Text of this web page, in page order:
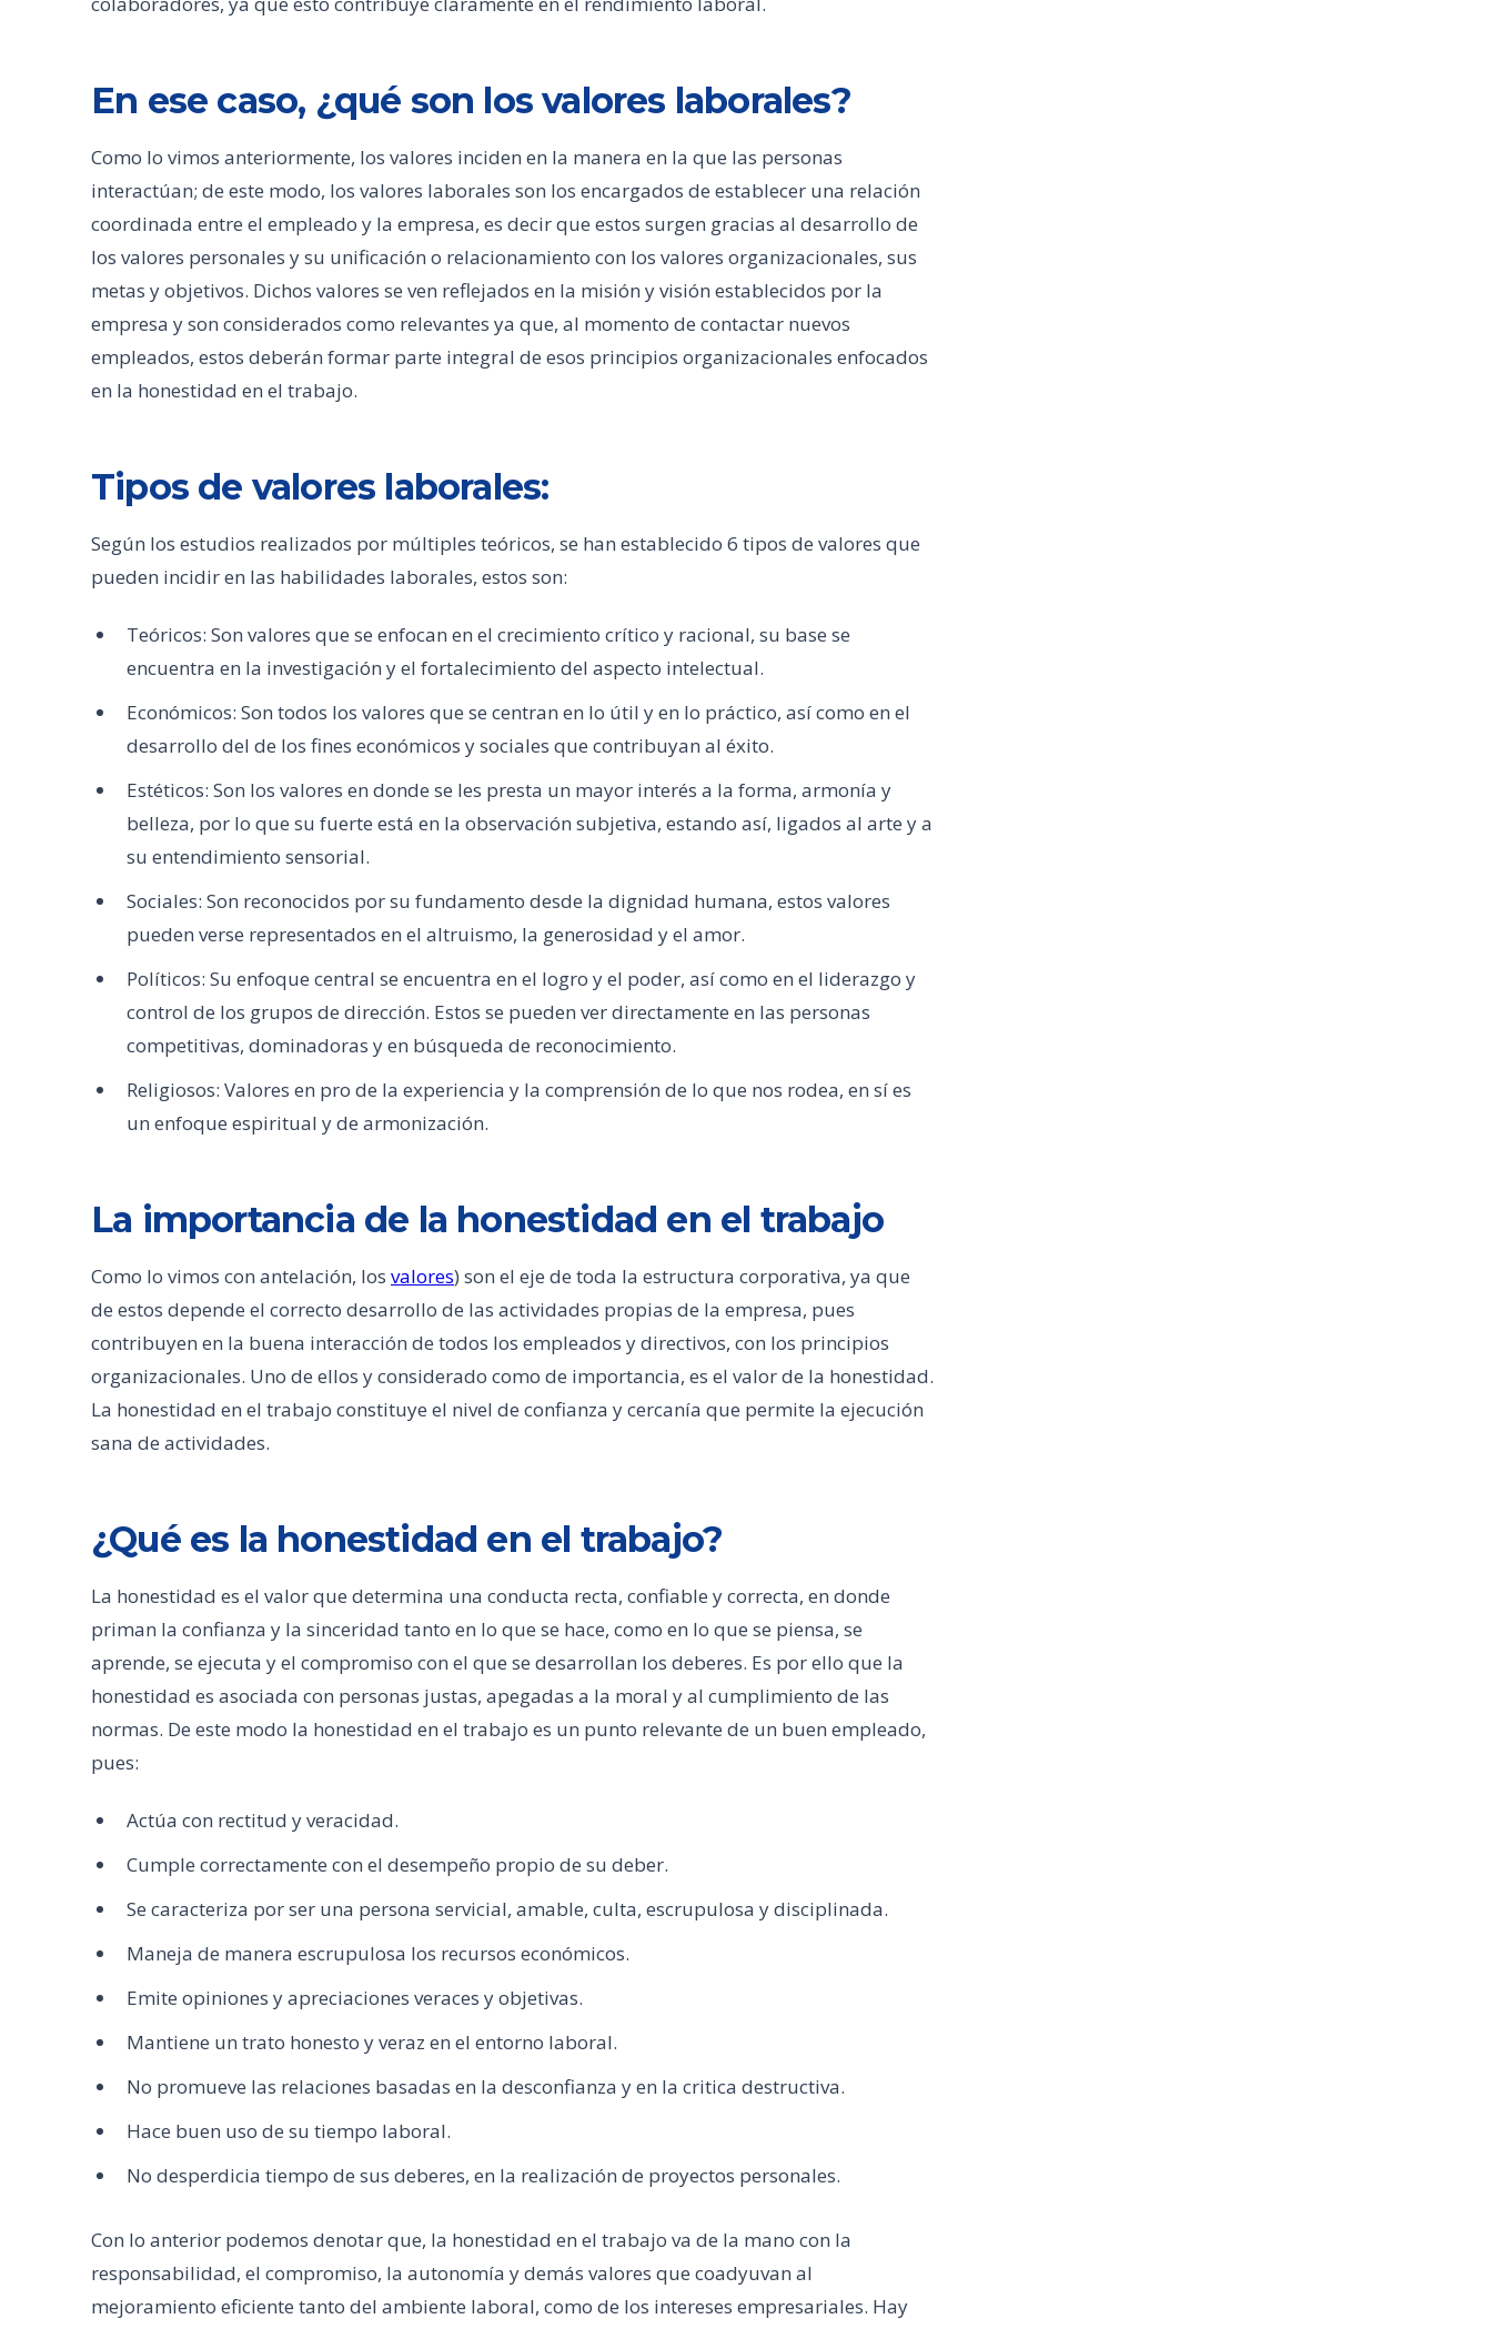
En ese caso, ¿qué son los valores laborales?
Como lo vimos anteriormente, los valores inciden en la manera en la que las personas
interactúan; de este modo, los valores laborales son los encargados de establecer una relación
coordinada entre el empleado y la empresa, es decir que estos surgen gracias al desarrollo de
los valores personales y su unificación o relacionamiento con los valores organizacionales, sus
metas y objetivos. Dichos valores se ven reflejados en la misión y visión establecidos por la
empresa y son considerados como relevantes ya que, al momento de contactar nuevos
empleados, estos deberán formar parte integral de esos principios organizacionales enfocados
en la honestidad en el trabajo.
Tipos de valores laborales:
Según los estudios realizados por múltiples teóricos, se han establecido 6 tipos de valores que
pueden incidir en las habilidades laborales, estos son:
Teóricos: Son valores que se enfocan en el crecimiento crítico y racional, su base se
encuentra en la investigación y el fortalecimiento del aspecto intelectual.
Económicos: Son todos los valores que se centran en lo útil y en lo práctico, así como en el
desarrollo del de los fines económicos y sociales que contribuyan al éxito.
Estéticos: Son los valores en donde se les presta un mayor interés a la forma, armonía y
belleza, por lo que su fuerte está en la observación subjetiva, estando así, ligados al arte y a
su entendimiento sensorial.
Sociales: Son reconocidos por su fundamento desde la dignidad humana, estos valores
pueden verse representados en el altruismo, la generosidad y el amor.
Políticos: Su enfoque central se encuentra en el logro y el poder, así como en el liderazgo y
control de los grupos de dirección. Estos se pueden ver directamente en las personas
competitivas, dominadoras y en búsqueda de reconocimiento.
Religiosos: Valores en pro de la experiencia y la comprensión de lo que nos rodea, en sí es
un enfoque espiritual y de armonización.
La importancia de la honestidad en el trabajo
Como lo vimos con antelación, los valores) son el eje de toda la estructura corporativa, ya que
de estos depende el correcto desarrollo de las actividades propias de la empresa, pues
contribuyen en la buena interacción de todos los empleados y directivos, con los principios
organizacionales. Uno de ellos y considerado como de importancia, es el valor de la honestidad.
La honestidad en el trabajo constituye el nivel de confianza y cercanía que permite la ejecución
sana de actividades.
¿Qué es la honestidad en el trabajo?
La honestidad es el valor que determina una conducta recta, confiable y correcta, en donde
priman la confianza y la sinceridad tanto en lo que se hace, como en lo que se piensa, se
aprende, se ejecuta y el compromiso con el que se desarrollan los deberes. Es por ello que la
honestidad es asociada con personas justas, apegadas a la moral y al cumplimiento de las
normas. De este modo la honestidad en el trabajo es un punto relevante de un buen empleado,
pues:
Actúa con rectitud y veracidad.
Cumple correctamente con el desempeño propio de su deber.
Se caracteriza por ser una persona servicial, amable, culta, escrupulosa y disciplinada.
Maneja de manera escrupulosa los recursos económicos.
Emite opiniones y apreciaciones veraces y objetivas.
Mantiene un trato honesto y veraz en el entorno laboral.
No promueve las relaciones basadas en la desconfianza y en la critica destructiva.
Hace buen uso de su tiempo laboral.
No desperdicia tiempo de sus deberes, en la realización de proyectos personales.
Con lo anterior podemos denotar que, la honestidad en el trabajo va de la mano con la
responsabilidad, el compromiso, la autonomía y demás valores que coadyuvan al
mejoramiento eficiente tanto del ambiente laboral, como de los intereses empresariales. Hay